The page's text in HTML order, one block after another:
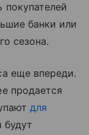
банки или
сезона.
еще впереди.
продается
для
будут